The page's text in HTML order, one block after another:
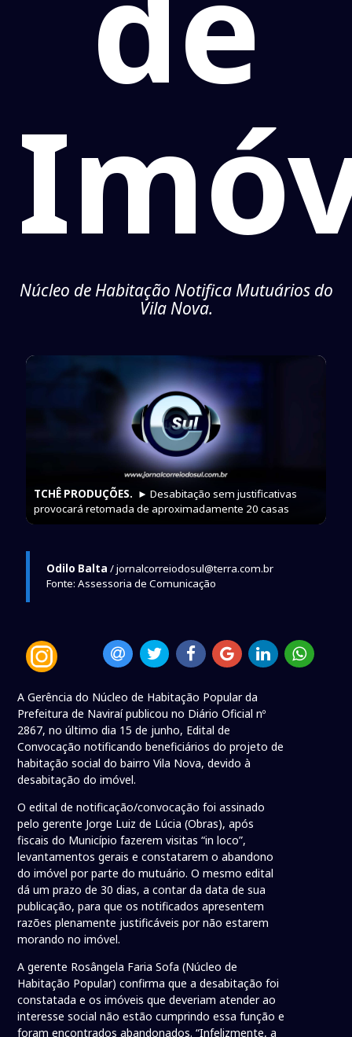
Núcleo de Habitação Notifica Mutuários do
Vila Nova.
TCHÊ PRODUÇÕES. ► Desabitação sem justificativas
provocará retomada de aproximadamente 20 casas
Odilo Balta / jornalcorreiodosul@terra.com.br
Fonte: Assessoria de Comunicação
A Gerência do Núcleo de Habitação Popular da
Prefeitura de Naviraí publicou no Diário Oficial nº
2867, no último dia 15 de junho, Edital de
Convocação notificando beneficiários do projeto de
habitação social do bairro Vila Nova, devido à
desabitação do imóvel.
O edital de notificação/convocação foi assinado
pelo gerente Jorge Luiz de Lúcia (Obras), após
fiscais do Município fazerem visitas “in loco”,
levantamentos gerais e constatarem o abandono
do imóvel por parte do mutuário. O mesmo edital
dá um prazo de 30 dias, a contar da data de sua
publicação, para que os notificados apresentem
razões plenamente justificáveis por não estarem
morando no imóvel.
A gerente Rosângela Faria Sofa (Núcleo de
Habitação Popular) confirma que a desabitação foi
constatada e os imóveis que deveriam atender ao
interesse social não estão cumprindo essa função e
foram encontrados abandonados. “Infelizmente, a